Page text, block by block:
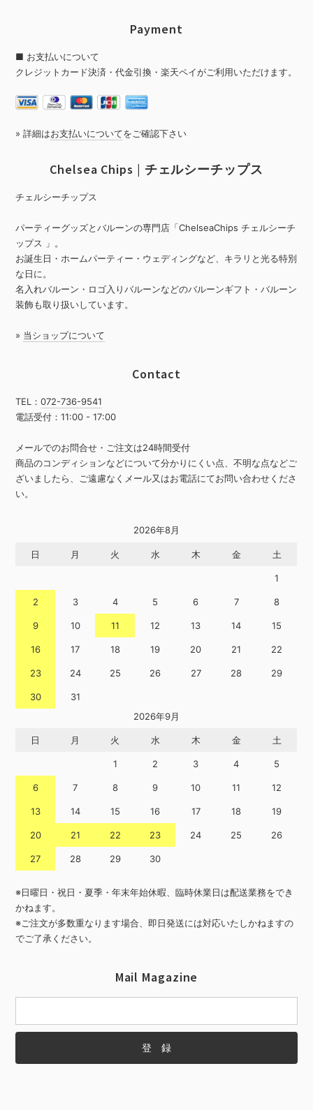
Payment
■ お支払いについて
クレジットカード決済・代金引換・楽天ペイがご利用いただけます。
» 詳細はお支払いについてをご確認下さい
Chelsea Chips | チェルシーチップス
チェルシーチップス
パーティーグッズとバルーンの専門店「ChelseaChips チェルシーチ
ップス 」。
お誕生日・ホームパーティー・ウェディングなど、キラリと光る特別
な日に。
名入れバルーン・ロゴ入りバルーンなどのバルーンギフト・バルーン
装飾も取り扱いしています。
» 当ショップについて
Contact
TEL：072-736-9541
電話受付：11:00 - 17:00
メールでのお問合せ・ご注文は24時間受付
商品のコンディションなどについて分かりにくい点、不明な点などご
ざいましたら、ご遠慮なくメール又はお電話にてお問い合わせくださ
い。
2026年8月
日 月 火 水 木 金 土
1
2 3 4 5 6 7 8
9 10 11 12 13 14 15
16 17 18 19 20 21 22
23 24 25 26 27 28 29
30
31
2026年9月
日 月 火 水 木 金 土
1 2 3 4 5
6 7 8 9 10 11 12
13 14 15 16 17 18 19
20 21 22 23 24 25 26
27 28 29 30
※日曜日・祝日・夏季・年末年始休暇、臨時休業日は配送業務をでき
かねます。
※ご注文が多数重なります場合、即日発送には対応いたしかねますの
でご了承ください。
Mail Magazine